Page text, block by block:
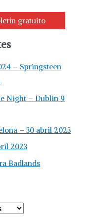
gratuito
– Springsteen
Night – Dublin 9
– 30 abril 2023
2023
Badlands